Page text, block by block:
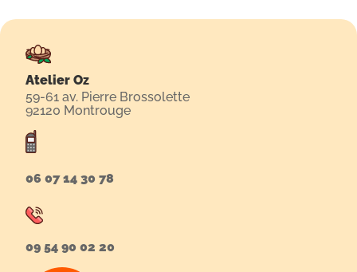
Atelier Oz
59-61 av. Pierre Brossolette
92120 Montrouge
06 07 14 30 78
09 54 90 02 20